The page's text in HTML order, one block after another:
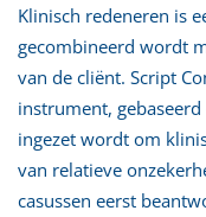
Klinisch redeneren is
gecombineerd wordt
van de cliënt. Script
instrument,
ingezet wordt om
van relatieve
casussen eerst